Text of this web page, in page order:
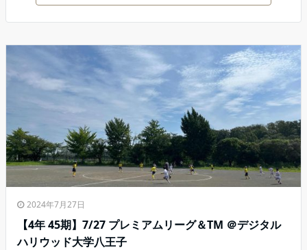
2024年7月27日
【4年 45期】7/27 プレミアムリーグ＆TM ＠デジタル
ハリウッド大学八王子